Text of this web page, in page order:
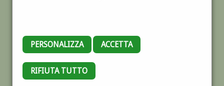
PERSONALIZZA ACCETTA
RIFIUTA TUTTO
SARDEGNA